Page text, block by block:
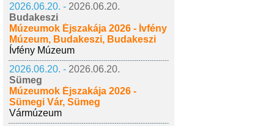
2026.06.20. - 2026.06.20.
Budakeszi
Múzeumok Éjszakája 2026 - Ívfény
Múzeum, Budakeszi, Budakeszi
Ívfény Múzeum
2026.06.20. - 2026.06.20.
Sümeg
Múzeumok Éjszakája 2026 -
Sümegi Vár, Sümeg
Vármúzeum